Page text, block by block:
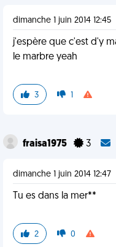
dimanche 1 juin 2014 12:45
j'espère que c'est d'y
le marbre yeah
3 1
fraisa1975 3
dimanche 1 juin 2014 12:47
Tu es dans la mer**
2 0